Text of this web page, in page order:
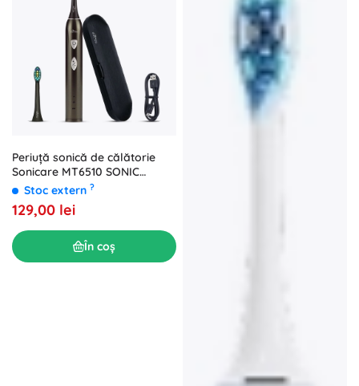
Periuță sonică de călătorie
Sonicare MT6510 SONIC
WAVECLEAN
Stoc extern ?
129,00 lei
În coș